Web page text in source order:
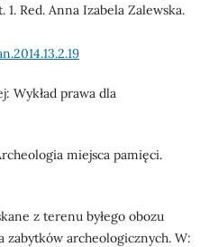
Red. Anna Izabela Zalewska.
Wykład prawa dla
miejsca pamięci.
z terenu byłego obozu
zabytków archeologicznych. W: